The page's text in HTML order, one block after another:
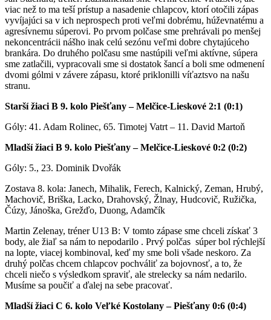
viac než to ma teší prístup a nasadenie chlapcov, ktorí otočili zápas
vyvíjajúci sa v ich neprospech proti veľmi dobrému, húževnatému a
agresívnemu súperovi. Po prvom polčase sme prehrávali po menšej
nekoncentrácii nášho inak celú sezónu veľmi dobre chytajúceho
brankára. Do druhého polčasu sme nastúpili veľmi aktívne, súpera
sme zatlačili, vypracovali sme si dostatok šancí a boli sme odmenení
dvomi gólmi v závere zápasu, ktoré priklonilli víťaztsvo na našu
stranu.
Starší žiaci B 9. kolo Piešťany – Melčice-Lieskové 2:1 (0:1)
Góly: 41. Adam Rolinec, 65. Timotej Vatrt – 11. David Martoň
Mladší žiaci B 9. kolo Piešťany – Melčice-Lieskové 0:2 (0:2)
Góly: 5., 23. Dominik Dvořák
Zostava 8. kola: Janech, Mihalik, Ferech, Kalnický, Zeman, Hrubý,
Machovič, Briška, Lacko, Drahovský, Žlnay, Hudcovič, Ružička,
Čúzy, Jánoška, Grežďo, Duong, Adamčík
Martin Zelenay, tréner U13 B: V tomto zápase sme chceli získať 3
body, ale žiaľ sa nám to nepodarilo . Prvý polčas súper bol rýchlejší
na lopte, viacej kombinoval, keď my sme boli všade neskoro. Za
druhý polčas chcem chlapcov pochváliť za bojovnosť, a to, že
chceli niečo s výsledkom spraviť, ale strelecky sa nám nedarilo.
Musíme sa poučiť a ďalej na sebe pracovať.
Mladší žiaci C 6. kolo Veľké Kostolany – Piešťany 0:6 (0:4)